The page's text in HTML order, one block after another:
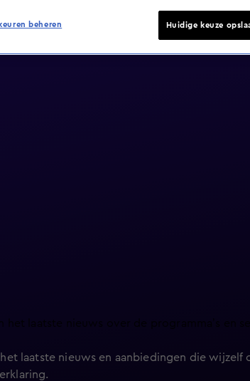
laatste nieuws over de programma’s en
laatste nieuws en aanbiedingen die
.
beheren Huidige keuze